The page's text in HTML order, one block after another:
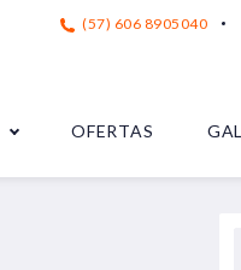
(57) 606 8905040
OFERTAS